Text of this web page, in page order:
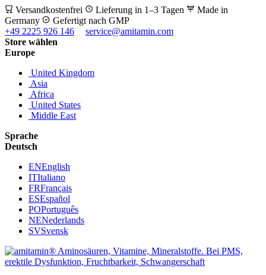
Versandkostenfrei Lieferung in 1–3 Tagen
Made in
Germany
Gefertigt nach GMP
+49 2225 926 146
service@amitamin.com
Store wählen
Europe
United Kingdom
Asia
Africa
United States
Middle East
Sprache
Deutsch
ENEnglish
ITItaliano
FRFrançais
ESEspañol
POPortuguês
NENederlands
SVSvensk